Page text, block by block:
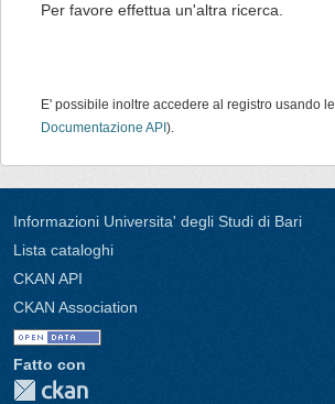
Per favore effettua un'altra ricerca.
E' possibile inoltre accedere al registro usando le
Documentazione API ).
Informazioni Universita' degli Studi di Bari
Lista cataloghi
CKAN API
CKAN Association
Fatto con